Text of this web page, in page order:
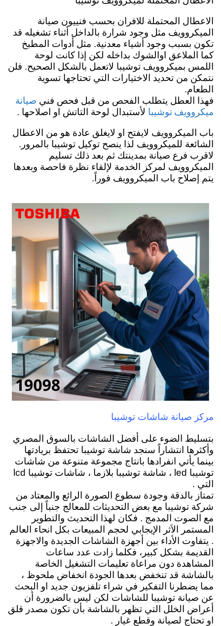
الاعطال المحتملة للافران بحسب فنييون صيانة
الميكروويف مثل وجود شرارة بالداخل أثناء تشغيله قد
تكون بسبب وجود أشياء معدنية. مثل أدوات المطبخ
كما الملاعق اوالشوك بداخله لكن إذا كانت لوحة
اللمس بميكروويف توشيبا لاتعمل بالشكل الصحيح. فلن
نتمكن من تحديد الاختيارات التي تحتاجها تسوية
الطعام.
فهذا العطل يتطلب الفحص من قبل فحص فني صيانة
ميكروويف توشيبا لأستبدال لوحة التاتش او اصلاحها .
باب الميكروويف لايفتح او لايغلق عادة هو من الاعطال
الشائعة للميكروويف لذا ينصح توكيل توشيبا بالمرور.
لاقرب فرع صيانة بمدينتك ثم بعد ذلك تسليم
الميكروويف لمركز الخدمة لإلقاء نظرة فاحصة وبعدها
يتم إصلاح باب الميكروويف فوراً.
مركز صيانة شاشات توشيبا
بتسليط الضوء على أفضل الشاشات بالسوق المصري
وأكثرها انتشاراً سنجد شاشة توشيبا تحتفظ بريادتها
بينما يأتي انفرادها بانتاج مجموعة متنوعة من شاشات
توشيبا led ، شاشة توشيبا بلازما ، شاشات توشيبا lcd
التي .
تمتاز بالدقة وجودة سطوع الصورة الرائع والمعتاد من
شركة توشيبا مع بعض التحديثات للمعالج جنباً إلى جنب
مع الصوت المدمج . فكان لهذا التحديث والتطوير
المستمر الاَثر الإيجابي لحجم المبيعات بكل انحاء العالم
. يتفاوت الأداء بين أجهزة الشاشات الجديدة والاجهزة
القديمة بشكل كبير، فكلما زادت عدد ساعات
المشاهدة دون مراعاة تعليمات التشغيل الخاصة
بالشاشة قد تنخفض بعدها الجودة انخفاض ملحوظ ،
مما يضطرنا التفكير في شراء تلفزيون جديد او البحث
عن صيانة توشيبا للشاشات لكن ليس بالضرورة أن
أعراض الخلل التي تظهر بالشاشة بأن تكون مصدر قلق
او تحتاج لصيانة وقطع غيار .